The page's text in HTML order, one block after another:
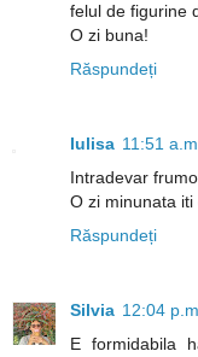
felul de figurine
O zi buna!
Răspundeți
Iulisa 11:51
Intradevar
O zi minunata iti
Răspundeți
Silvia 12:04
E formidabila